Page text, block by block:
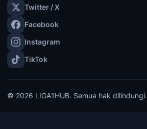
Twitter / X
Facebook
Instagram
TikTok
© 2026 LIGA1HUB. Semua hak dilindungi.